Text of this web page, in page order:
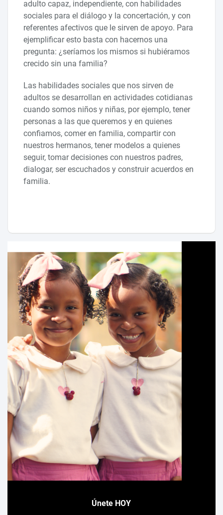
adulto capaz, independiente, con habilidades
sociales para el diálogo y la concertación, y con
referentes afectivos que le sirven de apoyo. Para
ejemplificar esto basta con hacernos una
pregunta: ¿seríamos los mismos si hubiéramos
crecido sin una familia?
Las habilidades sociales que nos sirven de
adultos se desarrollan en actividades cotidianas
cuando somos niños y niñas, por ejemplo, tener
personas a las que queremos y en quienes
confiamos, comer en familia, compartir con
nuestros hermanos, tener modelos a quienes
seguir, tomar decisiones con nuestros padres,
dialogar, ser escuchados y construir acuerdos en
familia.
Únete HOY